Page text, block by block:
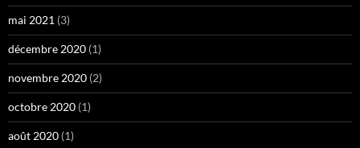
mai 2021 (3)
décembre 2020 (1)
novembre 2020 (2)
octobre 2020 (1)
août 2020 (1)